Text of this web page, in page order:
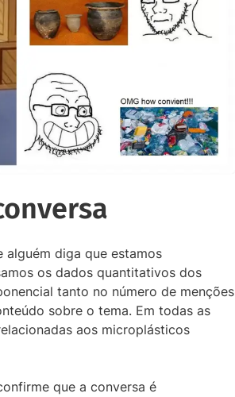
alguém diga que estamos
os dados quantitativos dos
tanto no número de menções
sobre o tema. Em todas as
aos microplásticos
que a conversa é